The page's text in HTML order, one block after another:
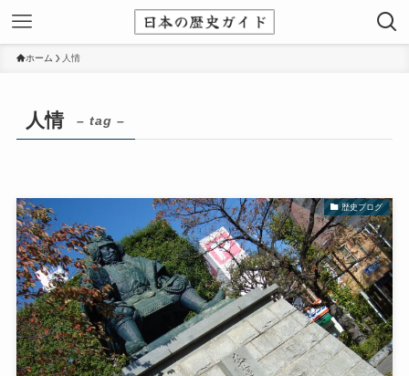
ホーム 人情
人情 – tag –
歴史ブログ